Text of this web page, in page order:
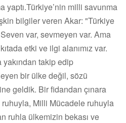
yaptı.Türkiye’nin milli savunma
bilgiler veren Akar: "Türkiye
var, sevmeyen var. Ama
etki ve ilgi alanımız var.
takip edip
bir ülke değil, sözü
geldik. Bir fidandan çınara
Milli Mücadele ruhuyla
ruhla ülkemizin bekası ve